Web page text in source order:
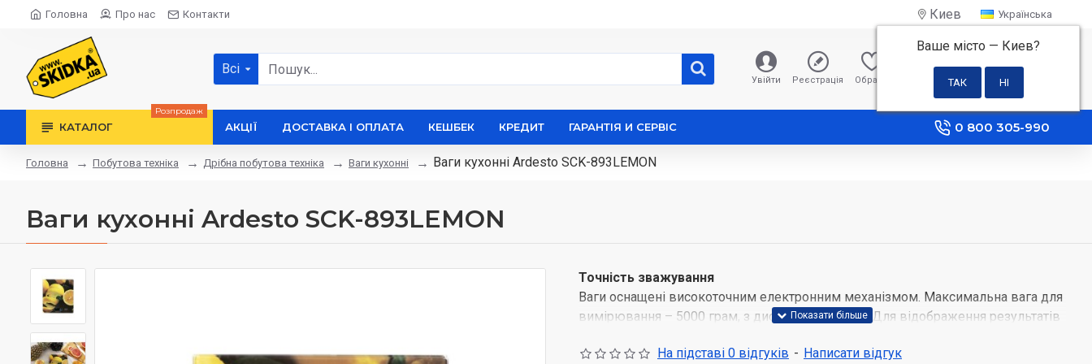
Головна Про нас Контакти Киев
Ваше місто — Киев?
Українська
Всі
Увійти Реєстрація Обране Порівняння
0 грн
КАТАЛОГ
Розпродаж
АКЦІЇ ДОСТАВКА І ОПЛАТА КЕШБЕК КРЕДИТ ГАРАНТІЯ И СЕРВІС 0 800 305-990
Головна Побутова техніка Дрібна побутова техніка Ваги кухонні Ваги кухонні Ardesto SCK-893LEMON
Ваги кухонні Ardesto SCK-893LEMON
Точність зважування
Ваги оснащені високоточним електронним механізмом. Максимальна вага для
вимірювання – 5000 грам, з дискретністю у 1 г. Для відображення результатів
використовується два елементи формату AAA.
На підставі 0 відгуків - Написати відгук